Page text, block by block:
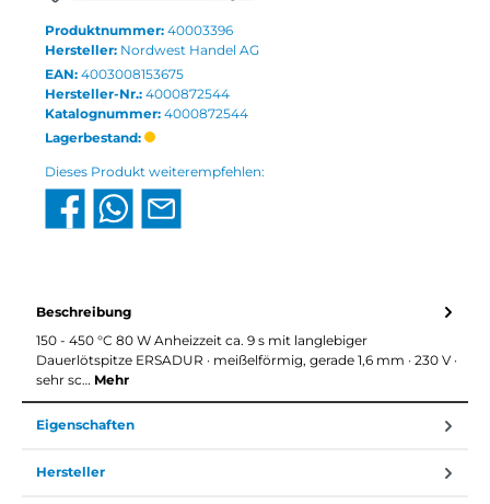
Produktnummer: 40003396
Hersteller: Nordwest Handel AG
EAN: 4003008153675
Hersteller-Nr.: 4000872544
Katalognummer: 4000872544
Lagerbestand:
Dieses Produkt weiterempfehlen:
Beschreibung
150 - 450 °C 80 W Anheizzeit ca. 9 s mit langlebiger
Dauerlötspitze ERSADUR · meißelförmig, gerade 1,6 mm · 230 V ·
sehr sc… Mehr
Eigenschaften
Hersteller